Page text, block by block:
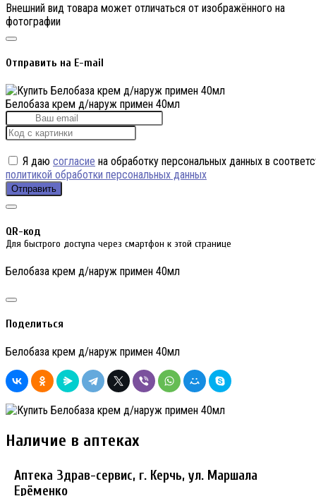
Внешний вид товара может отличаться от изображённого на
фотографии
Отправить на E-mail
Белобаза крем д/наруж примен 40мл
Я даю согласие на обработку персональных данных в
политикой обработки персональных данных
Отправить
QR-код
Для быстрого доступа через смартфон к этой странице
Белобаза крем д/наруж примен 40мл
Поделиться
Белобаза крем д/наруж примен 40мл
Наличие в аптеках
Аптека Здрав-сервис, г. Керчь, ул. Маршала
Ерёменко